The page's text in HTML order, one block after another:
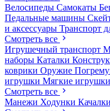
Велосипеды Самокаты
Педальные машины
и аксессуары Транспорт
Смотреть все
Игрушечный транспорт
наборы Каталки
коврики Оружие
игрушки Мягкие игрушки
Смотреть все
Манежи Ходунки Качалки